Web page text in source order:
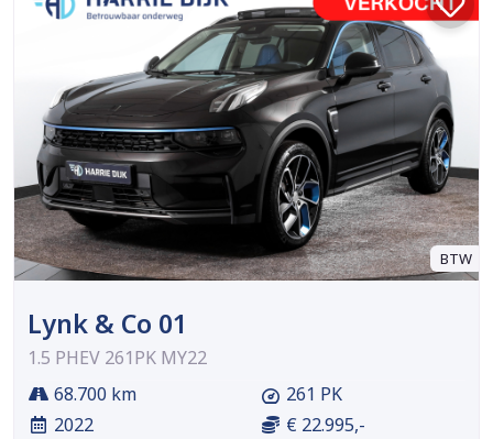
BTW
Lynk & Co 01
1.5 PHEV 261PK MY22
68.700 km
2022
261 PK
€ 22.995,-